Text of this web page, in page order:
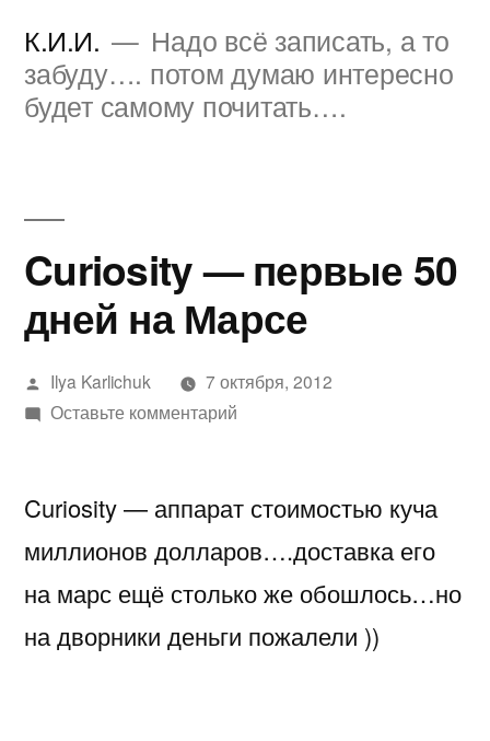
содержимому
К.И.И.
Надо всё записать, а то
забуду…. потом думаю интересно
будет самому почитать….
Curiosity — первые 50
дней на Марсе
Написано
автором
Ilya Karlichuk
7 октября, 2012
Оставьте комментарийк
первые
дней
на
Curiosity — аппарат стоимостью куча
миллионов долларов….доставка его
на марс ещё столько же обошлось…но
на дворники деньги пожалели ))